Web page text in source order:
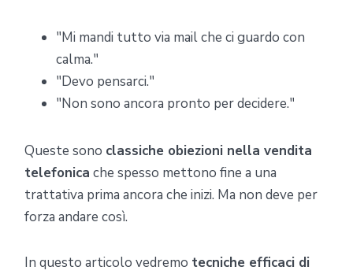
"Mi mandi tutto via mail che ci guardo con
calma."
"Devo pensarci."
"Non sono ancora pronto per decidere."
Queste sono classiche obiezioni nella vendita
telefonica che spesso mettono fine a una
trattativa prima ancora che inizi. Ma non deve per
forza andare così.
In questo articolo vedremo tecniche efficaci di